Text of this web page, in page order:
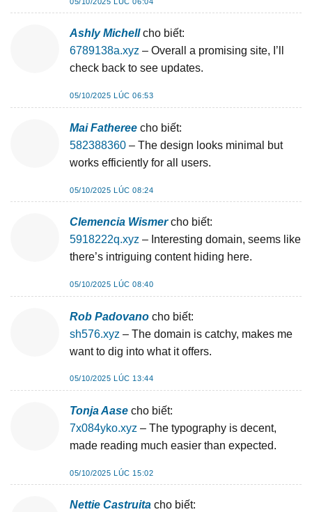
Ashly Michell cho biết:
6789138a.xyz – Overall a promising site, I’ll
check back to see updates.
05/10/2025 LÚC 06:53
Mai Fatheree cho biết:
582388360 – The design looks minimal but
works efficiently for all users.
05/10/2025 LÚC 08:24
Clemencia Wismer cho biết:
5918222q.xyz – Interesting domain, seems like
there’s intriguing content hiding here.
05/10/2025 LÚC 08:40
Rob Padovano cho biết:
sh576.xyz – The domain is catchy, makes me
want to dig into what it offers.
05/10/2025 LÚC 13:44
Tonja Aase cho biết:
7x084yko.xyz – The typography is decent,
made reading much easier than expected.
05/10/2025 LÚC 15:02
Nettie Castruita cho biết: